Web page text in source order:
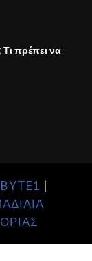
Τι πρέπει να
BYTE1 |